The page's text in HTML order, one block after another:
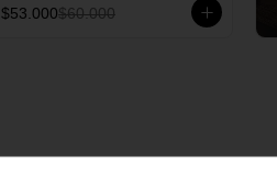
$53.000$60.000